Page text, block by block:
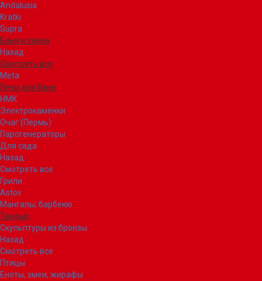
Andalusia
Kratki
Supra
Баня и сауна
Назад
Смотреть все
Meta
Печи для бани
НМК
Электрокаменки
Очаг (Пермь)
Парогенераторы
Для сада
Назад
Смотреть все
Грили
Astov
Мангалы, барбекю
Тандыр
Скульптуры из бронзы
Назад
Смотреть все
Птицы
Еноты, змеи, жирафы